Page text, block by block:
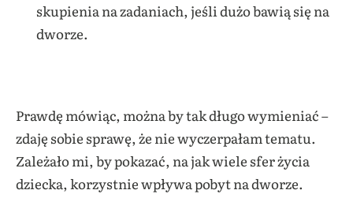
skupienia na zadaniach, jeśli dużo bawią się na
dworze.
Prawdę mówiąc, można by tak długo wymieniać –
zdaję sobie sprawę, że nie wyczerpałam tematu.
Zależało mi, by pokazać, na jak wiele sfer życia
dziecka, korzystnie wpływa pobyt na dworze.